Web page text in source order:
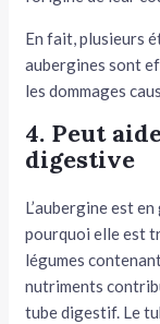
En fait, plusieurs
aubergines sont
les dommages
4. Peut
digestive
L’aubergine est
pourquoi elle est
légumes
nutriments
tube digestif. Le